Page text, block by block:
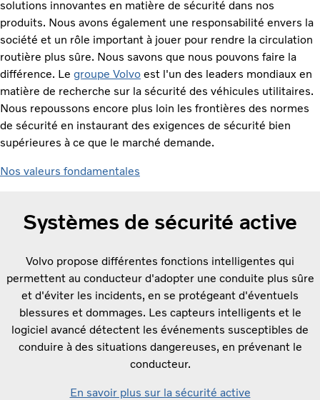
solutions innovantes en matière de sécurité dans nos
produits. Nous avons également une responsabilité envers la
société et un rôle important à jouer pour rendre la circulation
routière plus sûre. Nous savons que nous pouvons faire la
différence. Le groupe Volvo est l'un des leaders mondiaux en
matière de recherche sur la sécurité des véhicules utilitaires.
Nous repoussons encore plus loin les frontières des normes
de sécurité en instaurant des exigences de sécurité bien
supérieures à ce que le marché demande.
Nos valeurs fondamentales
Systèmes de sécurité active
Volvo propose différentes fonctions intelligentes qui
permettent au conducteur d'adopter une conduite plus sûre
et d'éviter les incidents, en se protégeant d'éventuels
blessures et dommages. Les capteurs intelligents et le
logiciel avancé détectent les événements susceptibles de
conduire à des situations dangereuses, en prévenant le
conducteur.
En savoir plus sur la sécurité active